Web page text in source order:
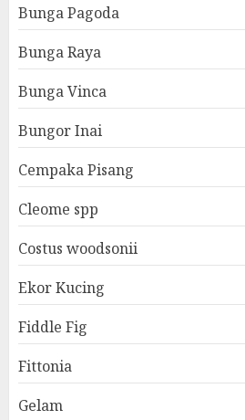
Bunga Pagoda
Bunga Raya
Bunga Vinca
Bungor Inai
Cempaka Pisang
Cleome spp
Costus woodsonii
Ekor Kucing
Fiddle Fig
Fittonia
Gelam